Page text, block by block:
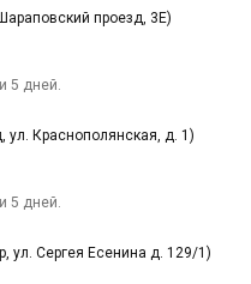
проезд, 3Е)
5 дней.
ул. Краснополянская, д. 1)
5 дней.
ул. Сергея Есенина д. 129/1)